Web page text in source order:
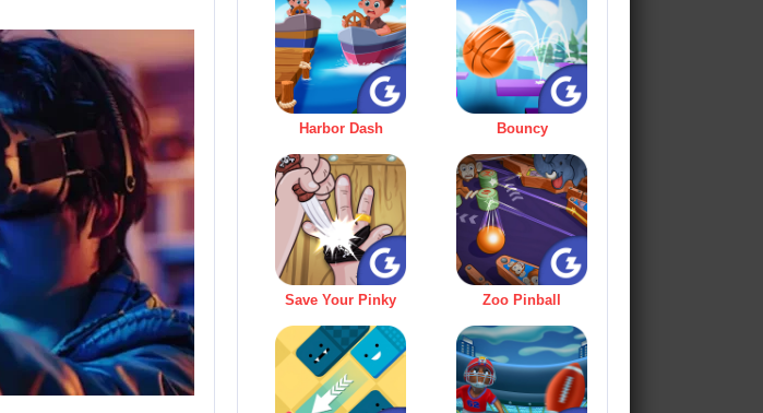
Harbor Dash Bouncy
Save Your Pinky Zoo Pinball